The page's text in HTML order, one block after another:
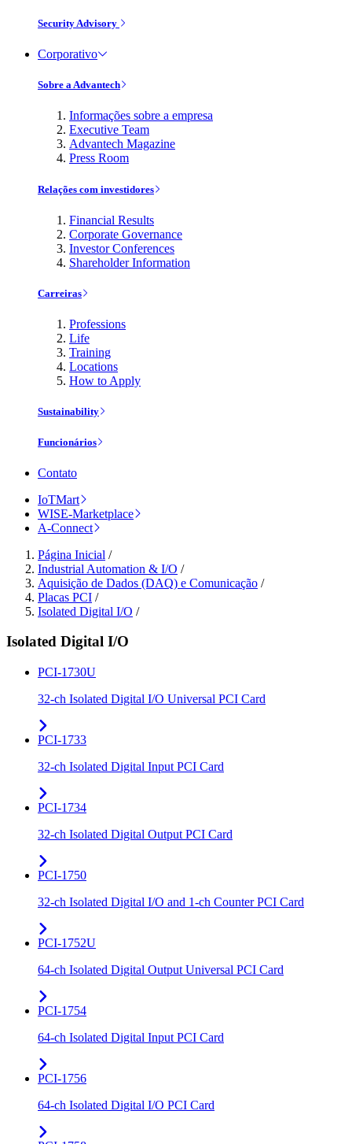
Security Advisory
Corporativo
Sobre a Advantech
Informações sobre a empresa
Executive Team
Advantech Magazine
Press Room
Relações com investidores
Financial Results
Corporate Governance
Investor Conferences
Shareholder Information
Carreiras
Professions
Life
Training
Locations
How to Apply
Sustainability
Funcionários
Contato
IoTMart
WISE-Marketplace
A-Connect
Página Inicial /
Industrial Automation & I/O /
Aquisição de Dados (DAQ) e Comunicação /
Placas PCI /
Isolated Digital I/O /
Isolated Digital I/O
PCI-1730U
32-ch Isolated Digital I/O Universal PCI Card
PCI-1733
32-ch Isolated Digital Input PCI Card
PCI-1734
32-ch Isolated Digital Output PCI Card
PCI-1750
32-ch Isolated Digital I/O and 1-ch Counter PCI Card
PCI-1752U
64-ch Isolated Digital Output Universal PCI Card
PCI-1754
64-ch Isolated Digital Input PCI Card
PCI-1756
64-ch Isolated Digital I/O PCI Card